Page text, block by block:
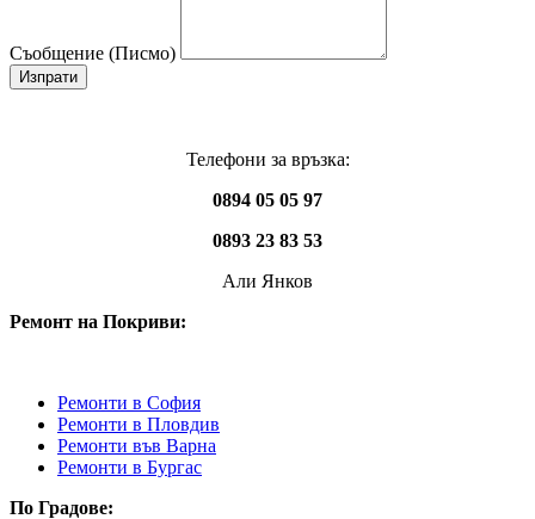
Съобщение (Писмо)
Изпрати
Телефони за връзка:
0894 05 05 97
0893 23 83 53
Али Янков
Ремонт на Покриви:
Ремонти в София
Ремонти в Пловдив
Ремонти във Варна
Ремонти в Бургас
По Градове: